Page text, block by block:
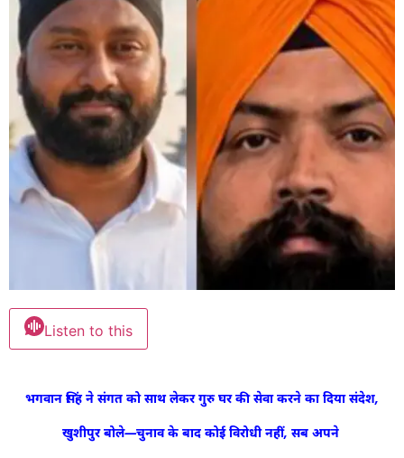
Listen to this
भगवान सिंह ने संगत को साथ लेकर गुरु घर की सेवा करने का दिया संदेश,
खुशीपुर बोले—चुनाव के बाद कोई विरोधी नहीं, सब अपने